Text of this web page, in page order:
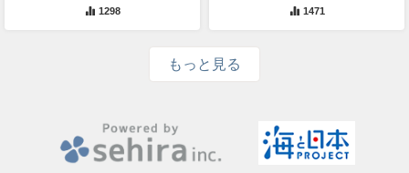
1298 1471
もっと見る